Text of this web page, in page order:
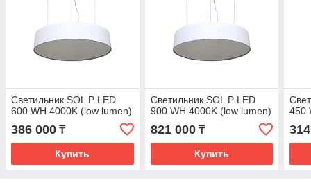
Светильник SOL P LED
600 WH 4000K (low lumen)
386 000 ₸
Купить
Светильник SOL P LED
900 WH 4000K (low lumen)
821 000₸
Купить
450